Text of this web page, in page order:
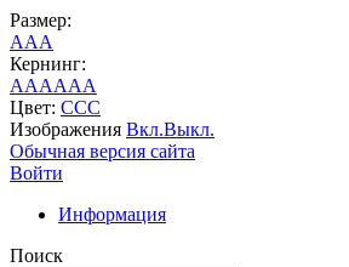
Размер:
AAA
Кернинг:
AAAAAA
Цвет: CCC
Изображения Вкл.Выкл.
Обычная версия сайта
Войти
Информация
Поиск